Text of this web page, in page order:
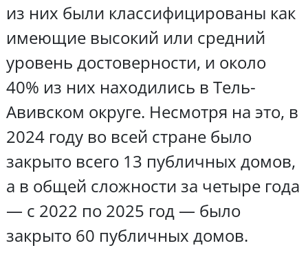
из них были классифицированы как
имеющие высокий или средний
уровень достоверности, и около
40% из них находились в Тель-
Авивском округе. Несмотря на это, в
2024 году во всей стране было
закрыто всего 13 публичных домов,
а в общей сложности за четыре года
— с 2022 по 2025 год — было
закрыто 60 публичных домов.